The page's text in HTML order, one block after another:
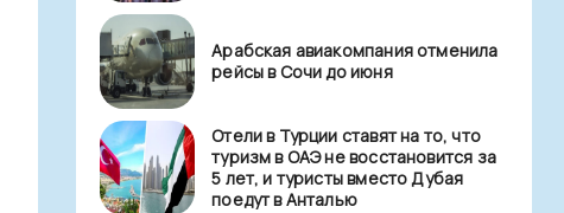
Арабская авиакомпания отменила
рейсы в Сочи до июня
Отели в Турции ставят на то, что
туризм в ОАЭ не восстановится за
5 лет, и туристы вместо Дубая
поедут в Анталью